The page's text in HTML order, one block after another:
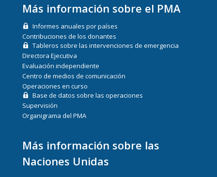
Más información sobre el PMA
Informes anuales por países
Contribuciones de los donantes
Tableros sobre las intervenciones de emergencia
Directora Ejecutiva
Evaluación independiente
Centro de medios de comunicación
Operaciones en curso
Base de datos sobre las operaciones
Supervisión
Organigrama del PMA
Más información sobre las
Naciones Unidas